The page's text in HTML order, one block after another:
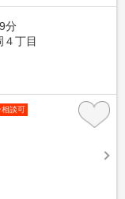
分
丁目
相談可